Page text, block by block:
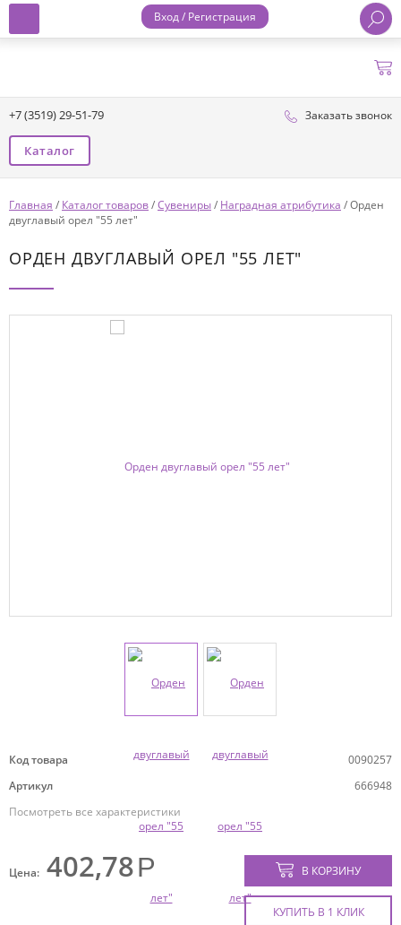
Вход / Регистрация
+7 (3519) 29-51-79 Заказать звонок
Каталог
Главная / Каталог товаров/Сувениры/ Наградная атрибутика /Орден
двуглавый орел "55 лет"
ОРДЕН ДВУГЛАВЫЙ ОРЕЛ "55 ЛЕТ"
Код товара
0090257
Артикул
666948
Посмотреть все характеристики
Цена: 402,78 В КОРЗИНУ
КУПИТЬ В 1 КЛИК